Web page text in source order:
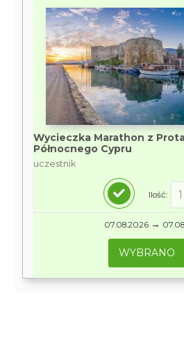
Wycieczka Marathon z
Północnego Cypru
uczestnik
Ilość:
07.08.2026 →
WYBRANO